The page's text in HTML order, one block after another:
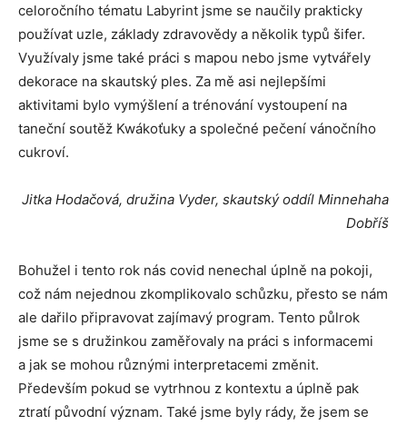
celoročního tématu Labyrint jsme se naučily prakticky
používat uzle, základy zdravovědy a několik typů šifer.
Využívaly jsme také práci s mapou nebo jsme vytvářely
dekorace na skautský ples. Za mě asi nejlepšími
aktivitami bylo vymýšlení a trénování vystoupení na
taneční soutěž Kwákoťuky a společné pečení vánočního
cukroví.
Jitka Hodačová, družina Vyder, skautský oddíl Minnehaha
Dobříš
Bohužel i tento rok nás covid nenechal úplně na pokoji,
což nám nejednou zkomplikovalo schůzku, přesto se nám
ale dařilo připravovat zajímavý program. Tento půlrok
jsme se s družinkou zaměřovaly na práci s informacemi
a jak se mohou různými interpretacemi změnit.
Především pokud se vytrhnou z kontextu a úplně pak
ztratí původní význam. Také jsme byly rády, že jsem se